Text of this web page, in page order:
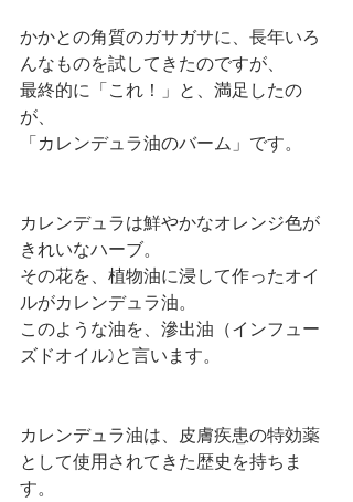
かかとの角質のガサガサに、長年いろ
んなものを試してきたのですが、
最終的に「これ！」と、満足したの
が、
「カレンデュラ油のバーム」です。
カレンデュラは鮮やかなオレンジ色が
きれいなハーブ。
その花を、植物油に浸して作ったオイ
ルがカレンデュラ油。
このような油を、滲出油（インフュー
ズドオイル)と言います。
カレンデュラ油は、皮膚疾患の特効薬
として使用されてきた歴史を持ちま
す。